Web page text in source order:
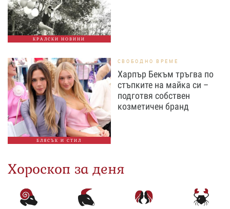
КРАЛСКИ НОВИНИ
БЛЯСЪК И СТИЛ
СВОБОДНО ВРЕМЕ
Харпър Бекъм тръгва по
стъпките на майка си –
подготвя собствен
козметичен бранд
Хороскоп за деня